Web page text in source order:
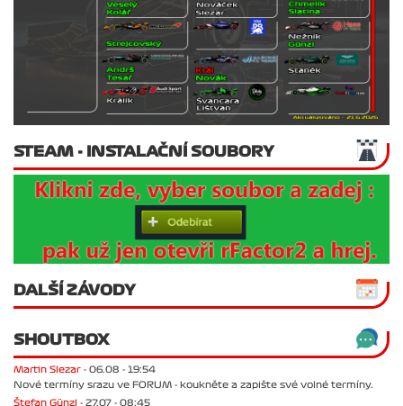
STEAM - INSTALAČNÍ SOUBORY
DALŠÍ ZÁVODY
SHOUTBOX
Martin Slezar - 06.08 - 19:54
Nové termíny srazu ve FORUM - koukněte a zapište své volné termíny.
Štefan Günzl - 27.07 - 08:45